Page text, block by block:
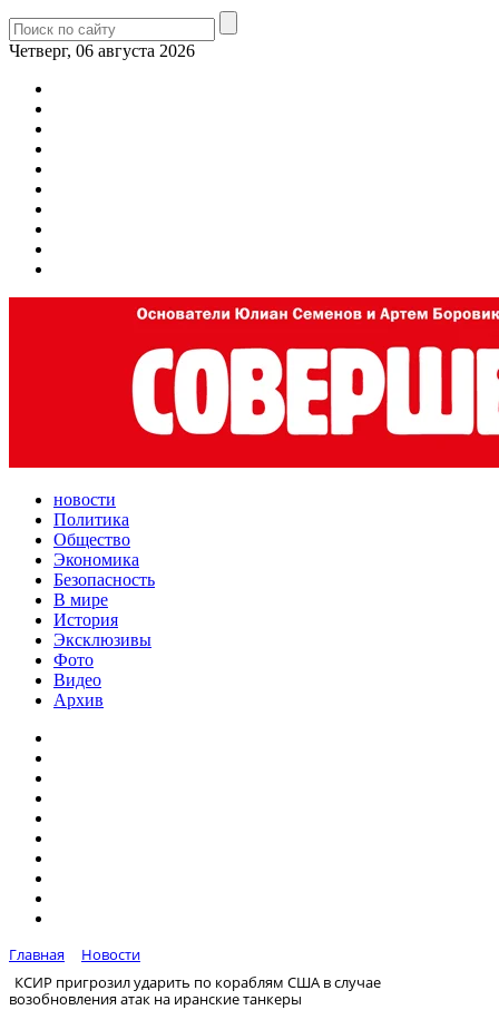
Четверг, 06 августа 2026
новости
Политика
Общество
Экономика
Безопасность
В мире
История
Эксклюзивы
Фото
Видео
Архив
Главная
Новости
КСИР пригрозил ударить по кораблям США в случае
возобновления атак на иранские танкеры